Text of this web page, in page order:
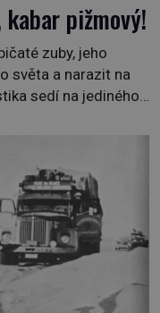
pižmový!
zuby, jeho
světa a narazit na
sedí na jediného
Zvíře
[…]